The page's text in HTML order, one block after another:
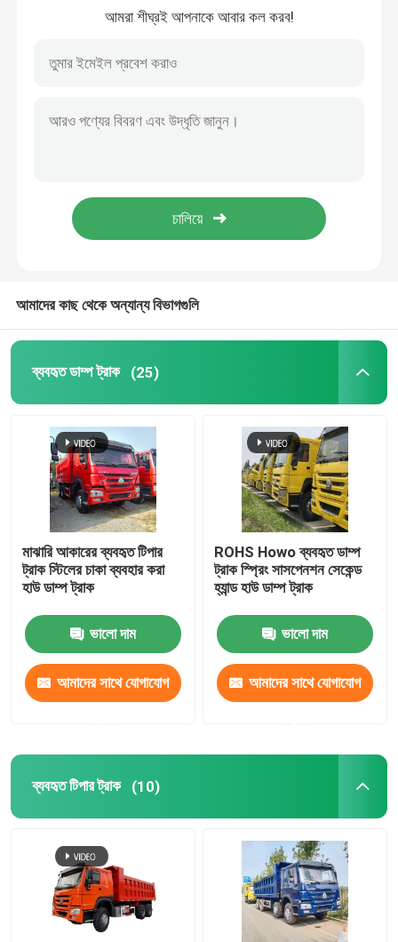
যোগাযোগ করুন
ব্যবহৃত ট্রাক্টর ট্রাক
ব্যবহৃত পণ্যসম্ভার ট্রাক
ট্রাক সেমি ট্রেলার
ব্যবহৃত খননকারী
ব্যবহৃত চাকা লোডার
তরল ট্যাংক ট্রেলার
লো বেড সেমি ট্রেলার
আমরা শীঘ্রই আপনাকে আবার কল করব!
আমাদের কাছ থেকে অন্যান্য বিভাগগুলি
ব্যবহৃত ডাম্প ট্রাক (25)
মাঝারি আকারের ব্যবহৃত টিপার
ট্রাক স্টিলের চাকা ব্যবহার করা
হাউ ডাম্প ট্রাক
ভালো দাম
আমাদের সাথে যোগাযোগ
ROHS Howo ব্যবহৃত ডাম্প
ট্রাক স্প্রিং সাসপেনশন সেকেন্ড
হ্যান্ড হাউ ডাম্প ট্রাক
ভালো দাম
আমাদের সাথে যোগাযোগ
ব্যবহৃত টিপার ট্রাক (10)